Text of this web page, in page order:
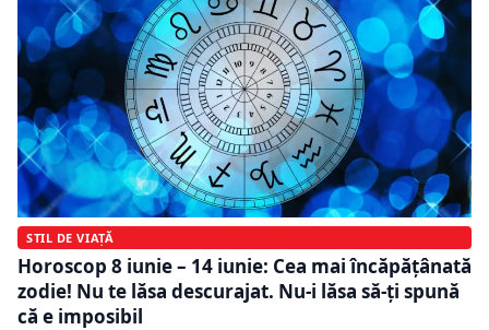
STIL DE VIAȚĂ
Horoscop 8 iunie – 14 iunie: Cea mai încăpățânată
zodie! Nu te lăsa descurajat. Nu-i lăsa să-ți spună
că e imposibil